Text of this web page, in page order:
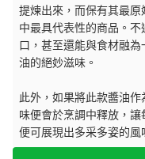
提煉出來，而保有其最
中最具代表性的商品。
口，甚至還能與食材融
油的絕妙滋味。
此外，如果將此款醬油
味便會於烹調中釋放，
便可展現出多采多姿的風